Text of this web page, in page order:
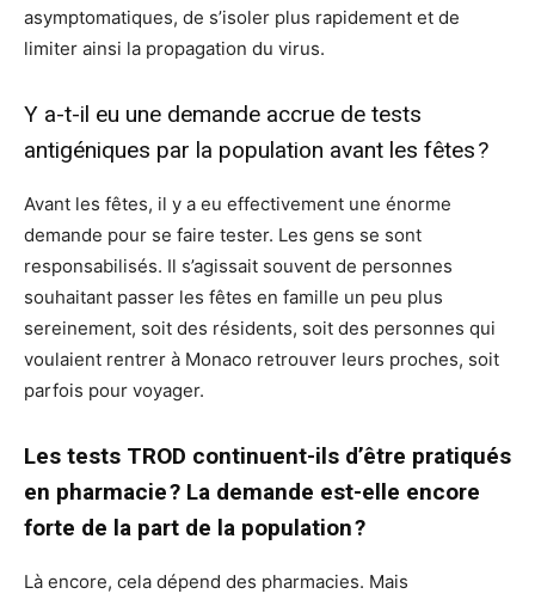
asymptomatiques, de s’isoler plus rapidement et de
limiter ainsi la propagation du virus.
Y a-t-il eu une demande accrue de tests
antigéniques par la population avant les fêtes ?
Avant les fêtes, il y a eu effectivement une énorme
demande pour se faire tester. Les gens se sont
responsabilisés. Il s’agissait souvent de personnes
souhaitant passer les fêtes en famille un peu plus
sereinement, soit des résidents, soit des personnes qui
voulaient rentrer à Monaco retrouver leurs proches, soit
parfois pour voyager.
Les tests TROD continuent-ils d’être pratiqués
en pharmacie ? La demande est-elle encore
forte de la part de la population ?
Là encore, cela dépend des pharmacies. Mais